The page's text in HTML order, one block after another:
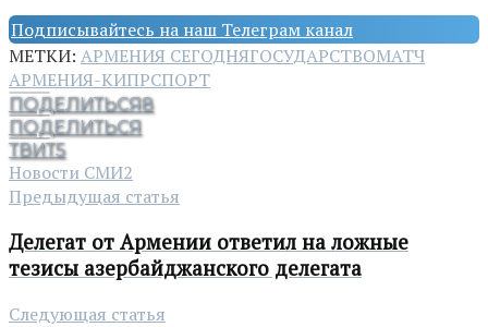
Подписывайтесь на наш Телеграм канал
МЕТКИ: АРМЕНИЯ СЕГОДНЯГОСУДАРСТВОМАТЧ
АРМЕНИЯ-КИПРСПОРТ
ПОДЕЛИТЬСЯ8
ПОДЕЛИТЬСЯ
ТВИТ5
Новости СМИ2
Предыдущая статья
Делегат от Армении ответил на ложные
тезисы азербайджанского делегата
Следующая статья